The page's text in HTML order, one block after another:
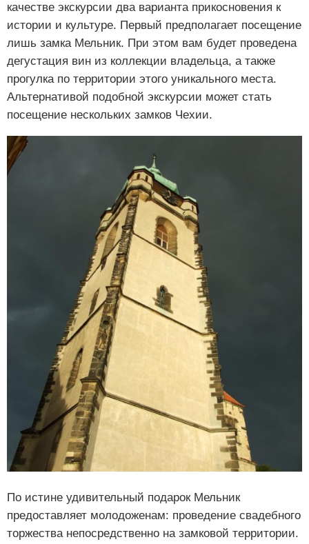
качестве экскурсии два варианта прикосновения к
истории и культуре. Первый предполагает посещение
лишь замка Мельник. При этом вам будет проведена
дегустация вин из коллекции владельца, а также
прогулка по территории этого уникального места.
Альтернативой подобной экскурсии может стать
посещение нескольких замков Чехии.
По истине удивительный подарок Мельник
предоставляет молодоженам: проведение свадебного
торжества непосредственно на замковой территории.